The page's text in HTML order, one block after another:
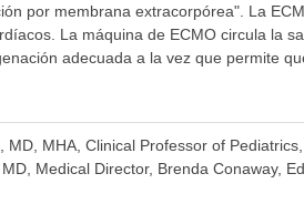
por membrana extracorpórea". La
La máquina de ECMO circula la
adecuada a la vez que permite
MHA, Clinical Professor of
Medical Director, Brenda Conaway,